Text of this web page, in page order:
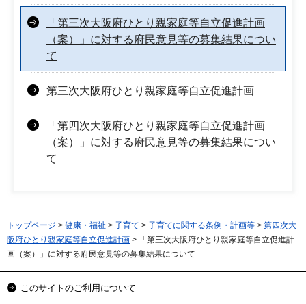
「第三次大阪府ひとり親家庭等自立促進計画
（案）」に対する府民意見等の募集結果につい
て
第三次大阪府ひとり親家庭等自立促進計画
「第四次大阪府ひとり親家庭等自立促進計画
（案）」に対する府民意見等の募集結果につい
て
トップページ > 健康・福祉 > 子育て > 子育てに関する条例・計画等 > 第四次大
阪府ひとり親家庭等自立促進計画 > 「第三次大阪府ひとり親家庭等自立促進計
画（案）」に対する府民意見等の募集結果について
このサイトのご利用について